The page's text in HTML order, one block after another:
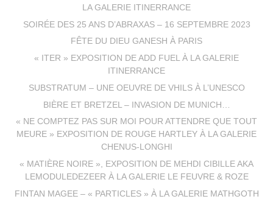
LA GALERIE ITINERRANCE
SOIRÉE DES 25 ANS D’ABRAXAS – 16 SEPTEMBRE 2023
FÊTE DU DIEU GANESH À PARIS
« ITER » EXPOSITION DE ADD FUEL À LA GALERIE
ITINERRANCE
SUBSTRATUM – UNE OEUVRE DE VHILS À L’UNESCO
BIÈRE ET BRETZEL – INVASION DE MUNICH…
« NE COMPTEZ PAS SUR MOI POUR ATTENDRE QUE TOUT
MEURE » EXPOSITION DE ROUGE HARTLEY À LA GALERIE
CHENUS-LONGHI
« MATIÈRE NOIRE », EXPOSITION DE MEHDI CIBILLE AKA
LEMODULEDEZEER À LA GALERIE LE FEUVRE & ROZE
FINTAN MAGEE – « PARTICLES » À LA GALERIE MATHGOTH